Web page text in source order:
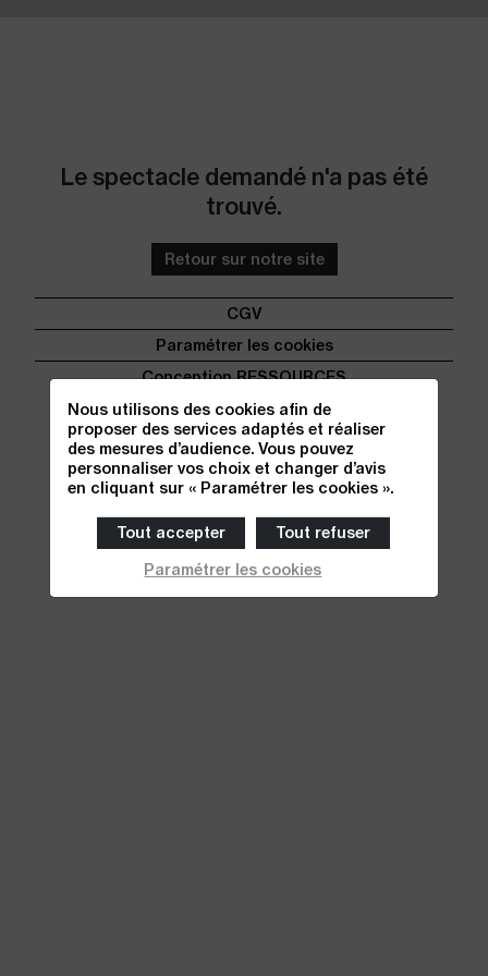
Le spectacle demandé n'a pas été
trouvé.
Retour sur notre site
CGV
Paramétrer les cookies
Conception RESSOURCES
Nous utilisons des cookies afin de
proposer des services adaptés et réaliser
des mesures d’audience. Vous pouvez
personnaliser vos choix et changer d’avis
en cliquant sur « Paramétrer les cookies ».
Tout accepter
Tout refuser
Paramétrer les cookies